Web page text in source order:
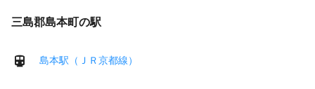
三島郡島本町の駅
島本駅（ＪＲ京都線）